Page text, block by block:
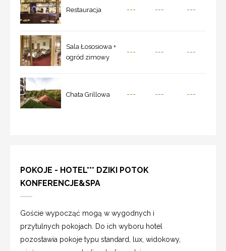
Restauracja --- --- ---
Sala Łososiowa +
ogród zimowy
--- --- ---
Chata Grillowa --- --- ---
POKOJE - HOTEL*** DZIKI POTOK
KONFERENCJE&SPA
Goście wypocząć mogą w wygodnych i
przytulnych pokojach. Do ich wyboru hotel
pozostawia pokoje typu standard, lux, widokowy,